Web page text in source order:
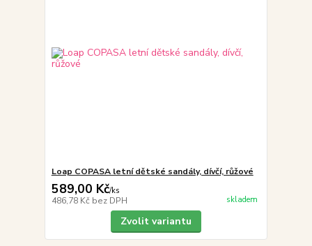
Loap COPASA letní dětské sandály, dívčí, růžové
589,00 Kč/ks
486,78 Kč bez DPH skladem
Zvolit variantu